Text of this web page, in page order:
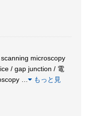
microscopy
/ gap junction / 電
もっと見